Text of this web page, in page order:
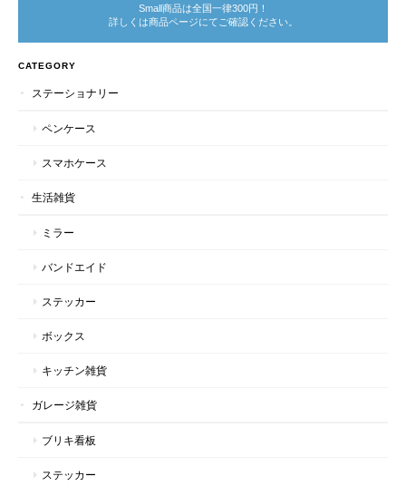
Small商品は全国一律300円！
詳しくは商品ページにてご確認ください。
CATEGORY
ステーショナリー
ペンケース
スマホケース
生活雑貨
ミラー
バンドエイド
ステッカー
ボックス
キッチン雑貨
ガレージ雑貨
ブリキ看板
ステッカー